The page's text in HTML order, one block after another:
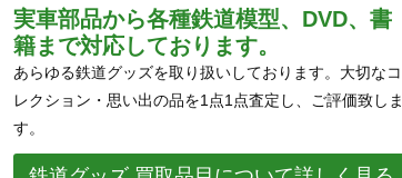
実車部品から各種鉄道模型、DVD、書
籍まで対応しております。
あらゆる鉄道グッズを取り扱いしております。大切なコ
レクション・思い出の品を1点1点査定し、ご評価致しま
す。